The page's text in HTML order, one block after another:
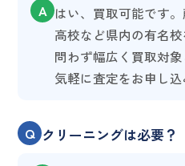
A はい、買取可能です
高校など県内の有名
問わず幅広く買取対
気軽に査定をお申し込
Q クリーニングは必要？